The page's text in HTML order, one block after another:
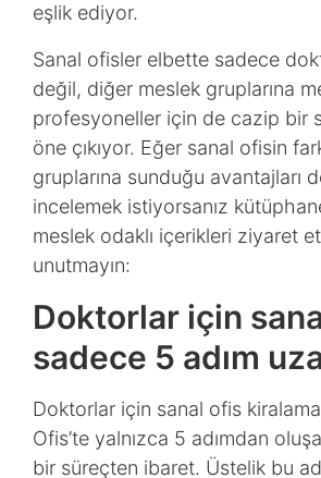
eşlik ediyor.
Sanal ofisler elbette sadece
değil, diğer meslek gruplarına
profesyoneller için de cazip bir
öne çıkıyor. Eğer sanal ofisin
gruplarına sunduğu avantajları
incelemek istiyorsanız
meslek odaklı içerikleri ziyaret
unutmayın:
Doktorlar için
sadece 5 adım
Doktorlar için sanal ofis
Ofis’te yalnızca 5 adımdan
bir süreçten ibaret. Üstelik bu